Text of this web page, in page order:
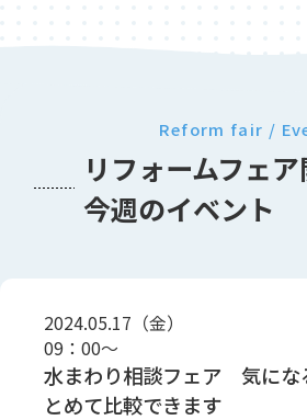
Reform fair /
リフォームフェ
今週のイベント
2024.05.17（金）
09：00～
水まわり相談フェア 気にな
とめて比較できます